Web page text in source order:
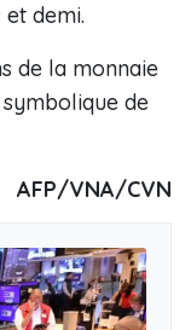
et demi.
de la monnaie
de
AFP/VNA/CVN